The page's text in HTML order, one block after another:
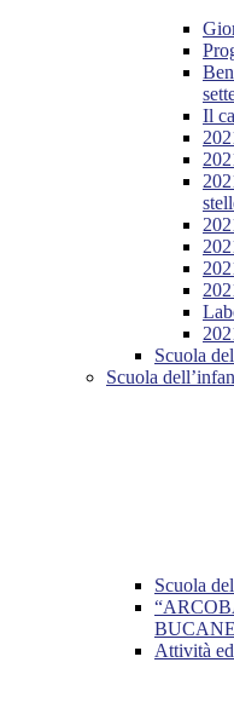
Il
Scuola
Scuola
Scuola
Attività